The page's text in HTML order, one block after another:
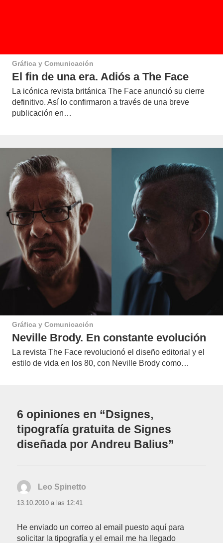
Gráfica y Comunicación
El fin de una era. Adiós a The Face
La icónica revista británica The Face anunció su cierre
definitivo. Así lo confirmaron a través de una breve
publicación en…
Gráfica y Comunicación
Neville Brody. En constante evolución
La revista The Face revolucionó el diseño editorial y el
estilo de vida en los 80, con Neville Brody como…
6 opiniones en “Dsignes,
tipografía gratuita de Signes
diseñada por Andreu Balius”
Leo Spinetto
13.10.2010 a las 12:41
He enviado un correo al email puesto aquí para
solicitar la tipografía y el email me ha llegado